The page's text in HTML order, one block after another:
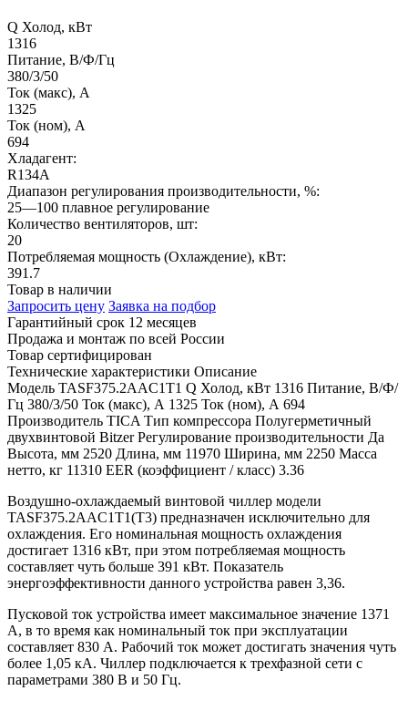
Q Холод, кВт
1316
Питание, В/Ф/Гц
380/3/50
Ток (макс), А
1325
Ток (ном), А
694
Хладагент:
R134A
Диапазон регулирования производительности, %:
25—100 плавное регулирование
Количество вентиляторов, шт:
20
Потребляемая мощность (Охлаждение), кВт:
391.7
Товар в наличии
Запросить цену Заявка на подбор
Гарантийный срок 12 месяцев
Продажа и монтаж по всей России
Товар сертифицирован
Технические характеристики Описание
Модель TASF375.2AAC1T1 Q Холод, кВт 1316 Питание, В/Ф/
Гц 380/3/50 Ток (макс), А 1325 Ток (ном), А 694
Производитель TICA Тип компрессора Полугерметичный
двухвинтовой BitzerРегулирование производительности Да
Высота, мм 2520 Длина, мм 11970 Ширина, мм 2250 Масса
нетто, кг 11310 EER (коэффициент / класс) 3.36
Воздушно-охлаждаемый винтовой чиллер модели
TASF375.2AAC1T1(T3) предназначен исключительно для
охлаждения. Его номинальная мощность охлаждения
достигает 1316 кВт, при этом потребляемая мощность
составляет чуть больше 391 кВт. Показатель
энергоэффективности данного устройства равен 3,36.
Пусковой ток устройства имеет максимальное значение 1371
А, в то время как номинальный ток при эксплуатации
составляет 830 А. Рабочий ток может достигать значения чуть
более 1,05 кА. Чиллер подключается к трехфазной сети с
параметрами 380 В и 50 Гц.